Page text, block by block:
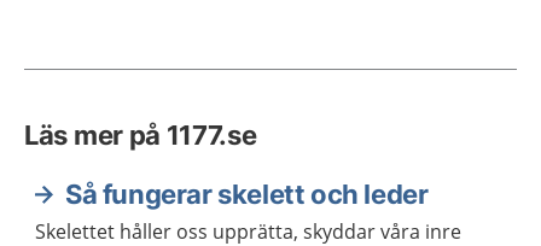
Läs mer på 1177.se
Så fungerar skelett och leder
Skelettet håller oss upprätta, skyddar våra inre